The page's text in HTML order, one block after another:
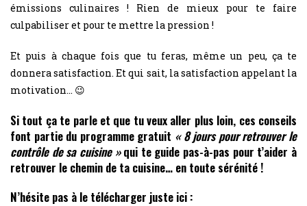
émissions culinaires ! Rien de mieux pour te faire
culpabiliser et pour te mettre la pression !
Et puis à chaque fois que tu feras, même un peu, ça te
donnera satisfaction. Et qui sait, la satisfaction appelant la
motivation… 😉
Si tout ça te parle et que tu veux aller plus loin, ces conseils
font partie du programme gratuit « 8 jours pour retrouver le
contrôle de sa cuisine »qui te guide pas-à-pas pour t’aider à
retrouver le chemin de ta cuisine… en toute sérénité !
N’hésite pas à le télécharger juste ici :